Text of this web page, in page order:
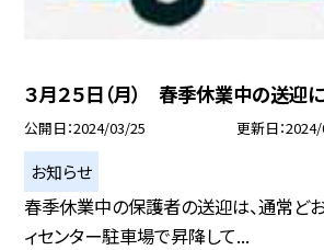
３月２５日（月） 春季休業中の送迎
公開日 2024/03/25 更新日
お知らせ
春季休業中の保護者の送迎は、通常どお
ィセンター駐車場で昇降して...